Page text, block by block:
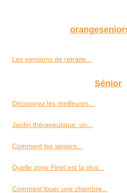
Les pensions de retraite...
Sénior
Découvrez les meilleures...
Jardin thérapeutique: un...
Comment les seniors...
Quelle zone Pinel est la plus...
Comment louer une chambre...